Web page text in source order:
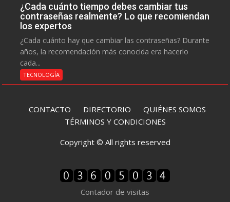
¿Cada cuánto tiempo debes cambiar tus
contraseñas realmente? Lo que recomiendan
los expertos
¿Cada cuánto hay que cambiar las contraseñas? Durante
años, la recomendación más conocida era hacerlo
cada...
TECNOLOGÍA
CONTACTO DIRECTORIO QUIÉNES SOMOS
TÉRMINOS Y CONDICIONES
Copyright © All rights reserved
Contador de visitas